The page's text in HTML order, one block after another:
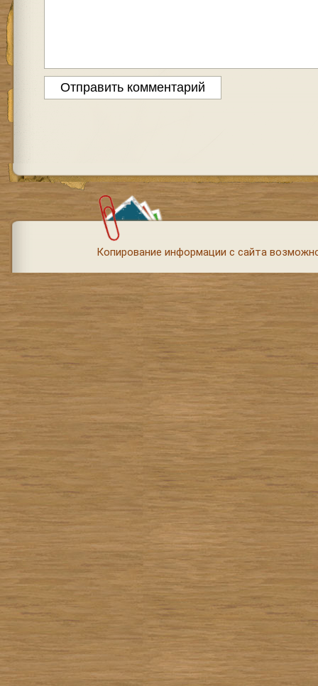
Копирование информации с сайта